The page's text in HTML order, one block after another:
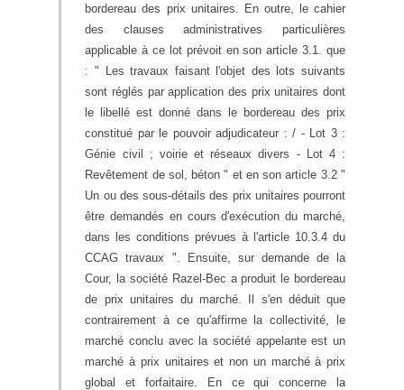
bordereau des prix unitaires. En outre, le cahier
des clauses administratives particulières
applicable à ce lot prévoit en son article 3.1. que
: " Les travaux faisant l'objet des lots suivants
sont réglés par application des prix unitaires dont
le libellé est donné dans le bordereau des prix
constitué par le pouvoir adjudicateur : / - Lot 3 :
Génie civil ; voirie et réseaux divers - Lot 4 :
Revêtement de sol, béton " et en son article 3.2 "
Un ou des sous-détails des prix unitaires pourront
être demandés en cours d'exécution du marché,
dans les conditions prévues à l'article 10.3.4 du
CCAG travaux ". Ensuite, sur demande de la
Cour, la société Razel-Bec a produit le bordereau
de prix unitaires du marché. Il s'en déduit que
contrairement à ce qu'affirme la collectivité, le
marché conclu avec la société appelante est un
marché à prix unitaires et non un marché à prix
global et forfaitaire. En ce qui concerne la